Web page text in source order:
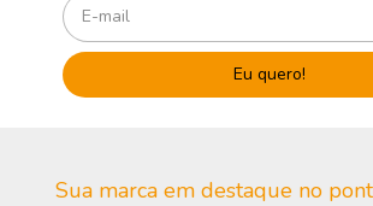
Sua marca em destaque no